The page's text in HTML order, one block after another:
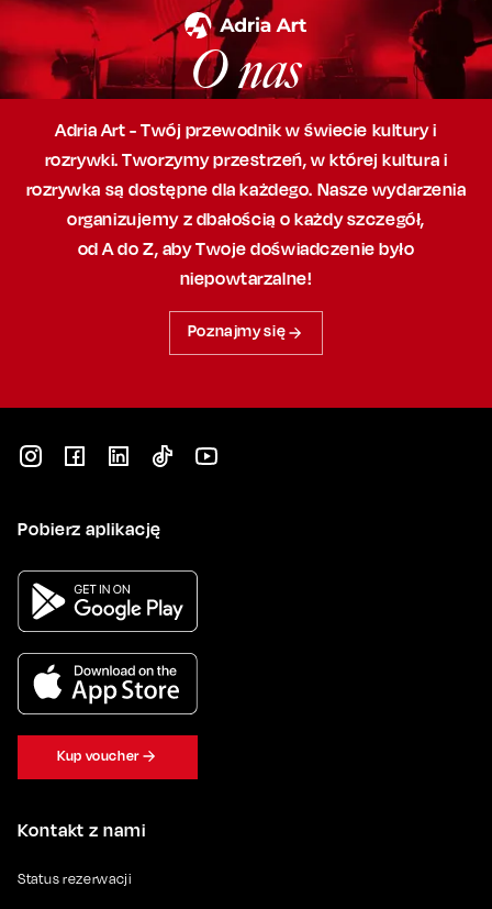
O nas
Adria Art - Twój przewodnik w świecie kultury i
rozrywki. Tworzymy przestrzeń,w której kultura i
rozrywka są dostępne dla każdego. Nasze wydarzenia
organizujemy z dbałością o każdy szczegół,
od A do Z, abyTwoje doświadczenie było
niepowtarzalne!
Poznajmy się
Kontakt z nami
Status rezerwacji
Pobierz aplikację
Kup voucher